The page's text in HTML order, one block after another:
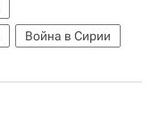
Война в Сирии